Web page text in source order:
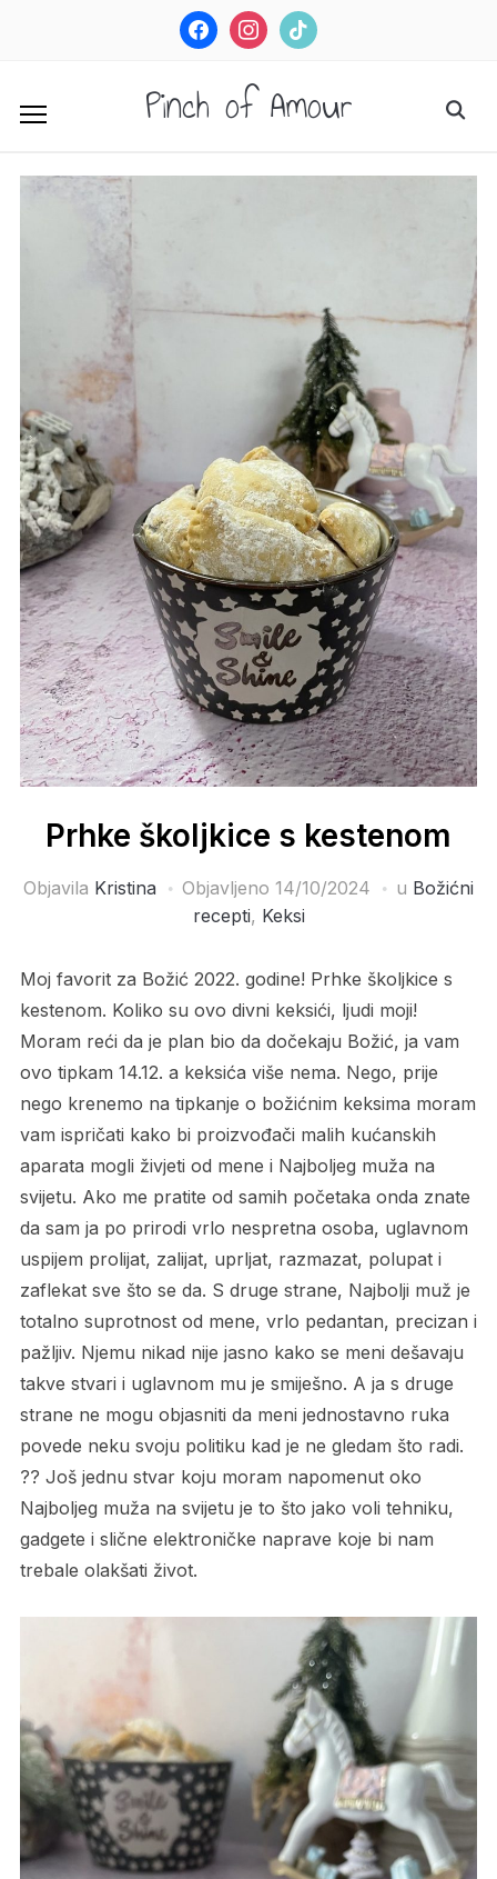
facebookinstagramtiktok
Pinch of Amour
Prhke školjkice s kestenom
Objavila Kristina Objavljeno 14/10/2024 u Božićni
recepti, Keksi
Moj favorit za Božić 2022. godine! Prhke školjkice s
kestenom. Koliko su ovo divni keksići, ljudi moji!
Moram reći da je plan bio da dočekaju Božić, ja vam
ovo tipkam 14.12. a keksića više nema. Nego, prije
nego krenemo na tipkanje o božićnim keksima moram
vam ispričati kako bi proizvođači malih kućanskih
aparata mogli živjeti od mene i Najboljeg muža na
svijetu. Ako me pratite od samih početaka onda znate
da sam ja po prirodi vrlo nespretna osoba, uglavnom
uspijem prolijat, zalijat, uprljat, razmazat, polupat i
zaflekat sve što se da. S druge strane, Najbolji muž je
totalno suprotnost od mene, vrlo pedantan, precizan i
pažljiv. Njemu nikad nije jasno kako se meni dešavaju
takve stvari i uglavnom mu je smiješno. A ja s druge
strane ne mogu objasniti da meni jednostavno ruka
povede neku svoju politiku kad je ne gledam što radi.
?? Još jednu stvar koju moram napomenut oko
Najboljeg muža na svijetu je to što jako voli tehniku,
gadgete i slične elektroničke naprave koje bi nam
trebale olakšati život.